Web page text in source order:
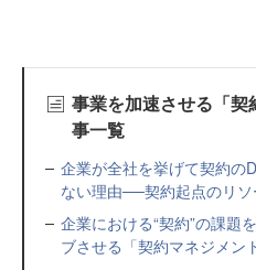
事業を加速させる「
事一覧
企業が全社を挙げて契約の
ない理由──契約起点のリソ
企業における“契約”の課題
ブさせる「契約マネジメン